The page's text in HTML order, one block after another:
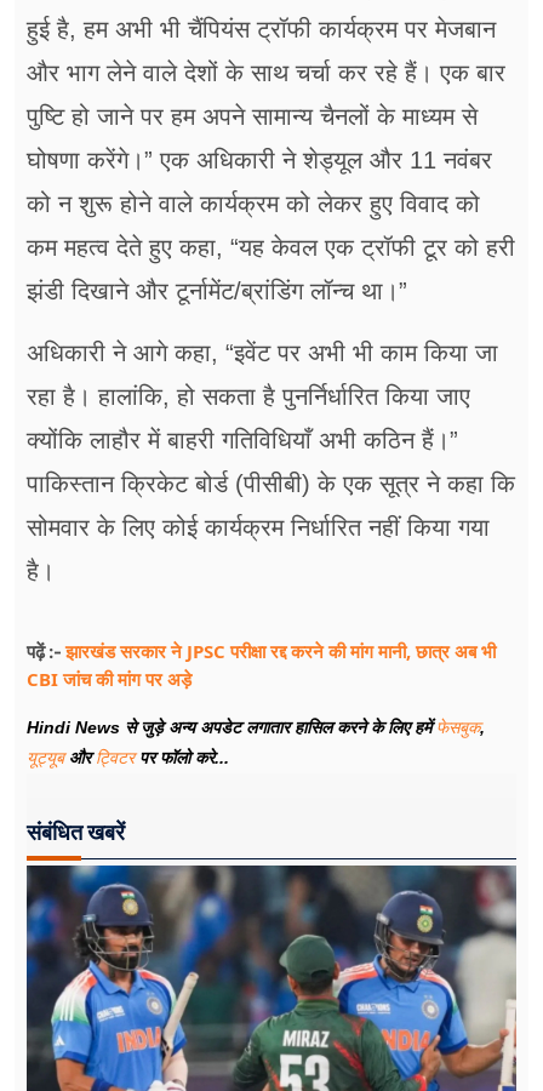
हुई है, हम अभी भी चैंपियंस ट्रॉफी कार्यक्रम पर मेजबान
और भाग लेने वाले देशों के साथ चर्चा कर रहे हैं। एक बार
पुष्टि हो जाने पर हम अपने सामान्य चैनलों के माध्यम से
घोषणा करेंगे।” एक अधिकारी ने शेड्यूल और 11 नवंबर
को न शुरू होने वाले कार्यक्रम को लेकर हुए विवाद को
कम महत्व देते हुए कहा, “यह केवल एक ट्रॉफी टूर को हरी
झंडी दिखाने और टूर्नामेंट/ब्रांडिंग लॉन्च था।”
अधिकारी ने आगे कहा, “इवेंट पर अभी भी काम किया जा
रहा है। हालांकि, हो सकता है पुनर्निर्धारित किया जाए
क्योंकि लाहौर में बाहरी गतिविधियाँ अभी कठिन हैं।”
पाकिस्तान क्रिकेट बोर्ड (पीसीबी) के एक सूत्र ने कहा कि
सोमवार के लिए कोई कार्यक्रम निर्धारित नहीं किया गया
है।
पढ़ें :-झारखंड सरकार ने JPSC परीक्षा रद्द करने की मांग मानी, छात्र अब भी
CBI जांच की मांग पर अड़े
Hindi News से जुड़े अन्य अपडेट लगातार हासिल करने के लिए हमेंफेसबुक,
यूट्यूबऔरट्विटरपर फॉलो करे...
संबंधित खबरें